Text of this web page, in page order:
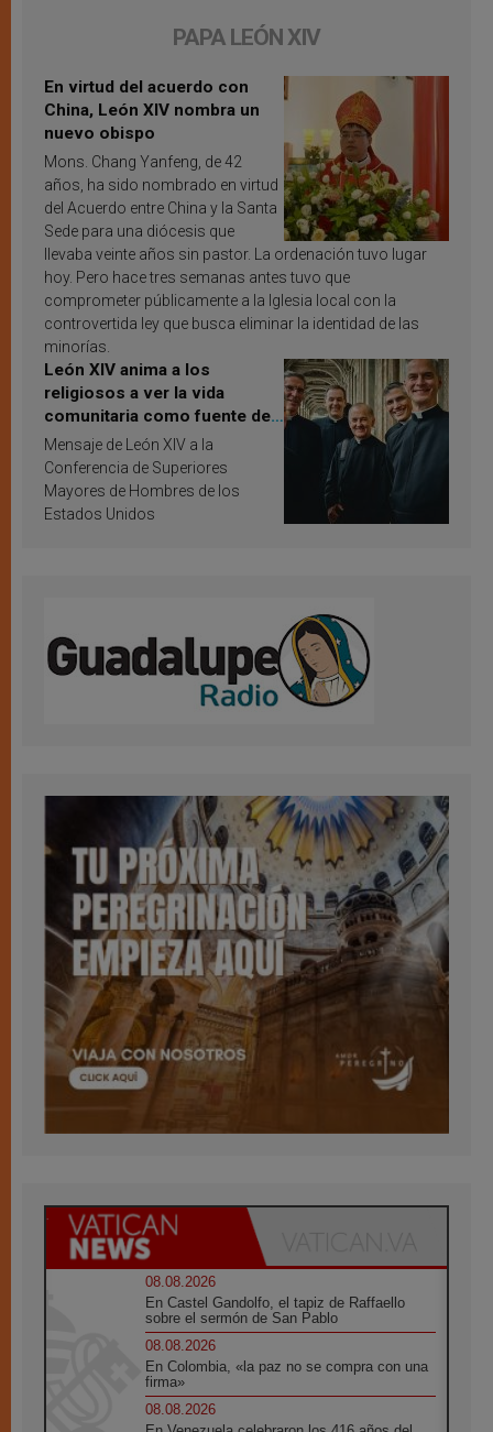
PAPA LEÓN XIV
En virtud del acuerdo con
China, León XIV nombra un
nuevo obispo
Mons. Chang Yanfeng, de 42
años, ha sido nombrado en virtud
del Acuerdo entre China y la Santa
Sede para una diócesis que
llevaba veinte años sin pastor. La ordenación tuvo lugar
hoy. Pero hace tres semanas antes tuvo que
comprometer públicamente a la Iglesia local con la
controvertida ley que busca eliminar la identidad de las
minorías.
León XIV anima a los
religiosos a ver la vida
comunitaria como fuente de
inspiración y santificación
Mensaje de León XIV a la
Conferencia de Superiores
Mayores de Hombres de los
Estados Unidos
08.08.2026
En Castel Gandolfo, el tapiz de Raffaello
sobre el sermón de San Pablo
08.08.2026
En Colombia, «la paz no se compra con una
firma»
08.08.2026